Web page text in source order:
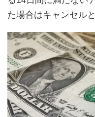
た場合はキャンセル